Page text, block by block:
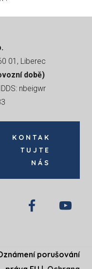
01, Liberec
době)
nbeigwr
KONTAK
TUJTE
NÁS
porušování